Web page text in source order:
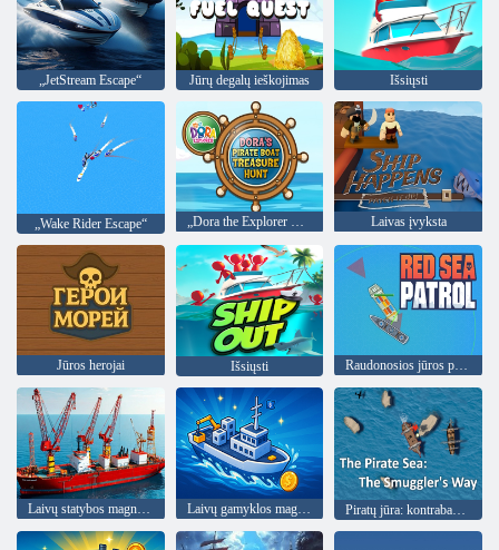
„JetStream Escape“ Jūrų degalų ieškojimas Išsiųsti
„Wake Rider Escape“ „Dora the Explorer Dora“ piratų valčių lobių medžioklė Laivas įvyksta
Jūros herojai Išsiųsti Raudonosios jūros patrulis
Laivų gamyklos magnatas Piratų jūra: kontrabandininko kelias